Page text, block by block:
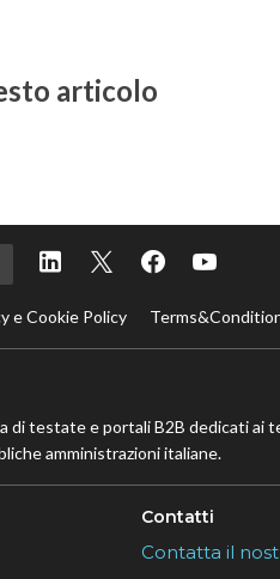
articolo
e Cookie Policy
di testate e portali B2B dedicati ai
amministrazioni italiane.
Contatti
Contatta il